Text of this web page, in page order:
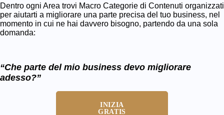
Dentro ogni Area trovi Macro Categorie di Contenuti organizzati
per aiutarti a migliorare una parte precisa del tuo business, nel
momento in cui ne hai davvero bisogno, partendo da una sola
domanda:
“Che parte del mio business devo migliorare
adesso?”
INIZIA
GRATIS